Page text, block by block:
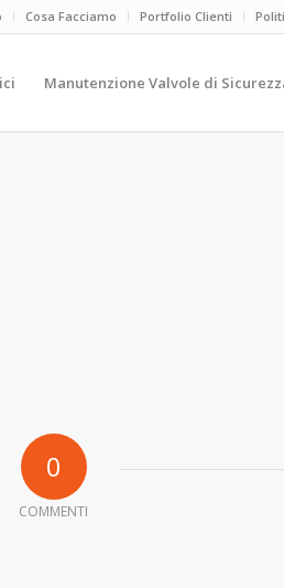
Cosa Facciamo Portfolio Clienti
Manutenzione Valvole di
0
COMMENTI